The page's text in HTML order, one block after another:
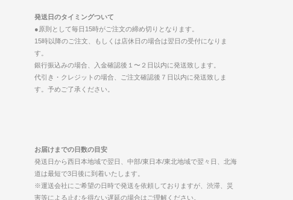
発送日のタイミングついて
●原則として毎日15時がご注文の締め切りとなります。
15時以降のご注文、もしくは店休日の場合は翌日の受付になりま
す。
銀行振込みの場合、入金確認後１〜２日以内に発送致します。
代引き・クレジットの場合、ご注文確認後７日以内に発送致しま
す。予めご了承ください。
お届けまでの日数の目安
発送日から西日本地域で翌日、中部/東日本/東北地域で翌々日、北海
道は最短で3日後に到着いたします。
※運送会社にご希望の日時で発送を依頼しておりますが、渋滞、災
害等による止むを得ない遅延の場合はご理解ください。